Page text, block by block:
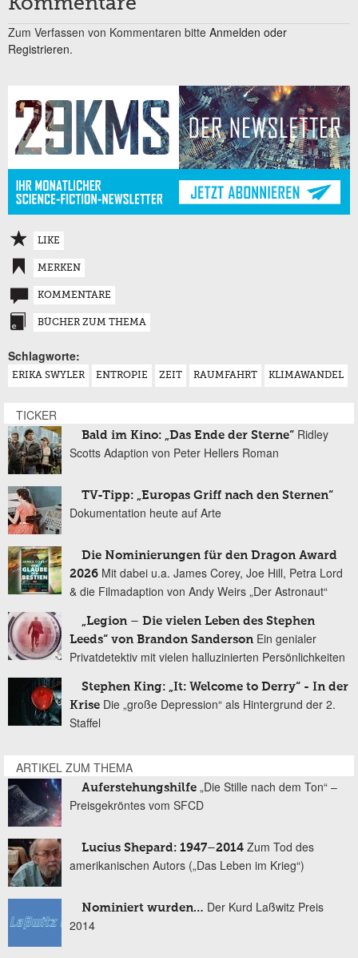
Kommentare
Zum Verfassen von Kommentaren bitte Anmelden oder
Registrieren.
LIKE
MERKEN
KOMMENTARE
BÜCHER ZUM THEMA
Schlagworte:
ERIKA SWYLER ENTROPIE ZEIT RAUMFAHRT KLIMAWANDEL
TICKER
Bald im Kino: „Das Ende der Sterne“ Ridley
Scotts Adaption von Peter Hellers Roman
TV-Tipp: „Europas Griff nach den Sternen“
Dokumentation heute auf Arte
Die Nominierungen für den Dragon Award
2026 Mit dabei u.a. James Corey, Joe Hill, Petra Lord
& die Filmadaption von Andy Weirs „Der Astronaut“
„Legion – Die vielen Leben des Stephen
Leeds“ von Brandon Sanderson Ein genialer
Privatdetektiv mit vielen halluzinierten Persönlichkeiten
Stephen King: „It: Welcome to Derry“ - In der
Krise Die „große Depression“ als Hintergrund der 2.
Staffel
ARTIKEL ZUM THEMA
Auferstehungshilfe „Die Stille nach dem Ton“ –
Preisgekröntes vom SFCD
Lucius Shepard: 1947–2014 Zum Tod des
amerikanischen Autors („Das Leben im Krieg“)
Nominiert wurden… Der Kurd Laßwitz Preis
2014